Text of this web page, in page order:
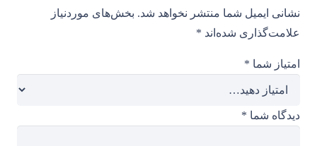
نشانی ایمیل شما منتشر نخواهد شد. بخش‌های موردنیاز
علامت‌گذاری شده‌اند *
امتیاز شما *
دیدگاه شما *